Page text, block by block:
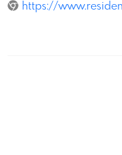
https://